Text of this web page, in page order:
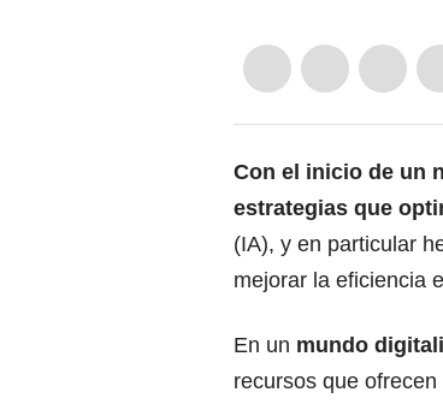
Con el inicio de un
estrategias que
(IA), y en particular
mejorar la eficiencia
En un mundo
recursos que